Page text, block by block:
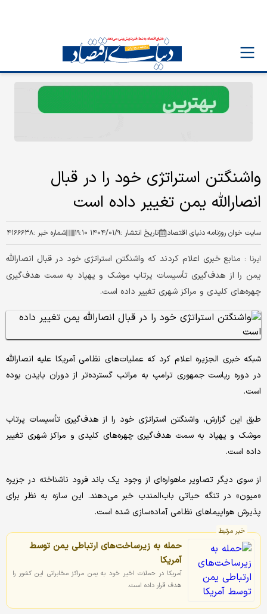
واشنگتن استراتژی خود را در قبال
انصارالله یمن تغییر داده است
سایت خوان روزنامه دنیای اقتصاد تاریخ انتشار :۱۴۰۴/۰۱/۹ ۱۹:۱۰ شماره خبر :۴۱۶۶۶۳۸
ایرنا : منابع خبری اعلام کردند که واشنگتن استراتژی خود در قبال انصارالله
یمن را از هدف‌گیری تأسیسات پرتاب موشک و پهپاد به سمت هدف‌گیری
چهره‌های کلیدی و مراکز شهری تغییر داده است.
شبکه خبری الجزیره اعلام کرد که عملیات‌های نظامی آمریکا علیه انصارالله
در دوره ریاست جمهوری ترامپ به مراتب گسترده‌تر از دوران بایدن بوده
است.
طبق این گزارش، واشنگتن استراتژی خود را از هدف‌گیری تأسیسات پرتاب
موشک و پهپاد به سمت هدف‌گیری چهره‌های کلیدی و مراکز شهری تغییر
داده است.
از سوی دیگر تصاویر ماهواره‌ای از وجود یک باند فرود ناشناخته در جزیره
«میون» در تنگه حیاتی باب‌المندب خبر می‌دهند. این سازه به نظر برای
پذیرش هواپیماهای نظامی آماده‌سازی شده است.
خبر مرتبط
حمله به زیرساخت‌های ارتباطی یمن توسط
آمریکا
آمریکا در حملات اخیر خود به یمن مراکز مخابراتی این کشور را
هدف قرار داده است.